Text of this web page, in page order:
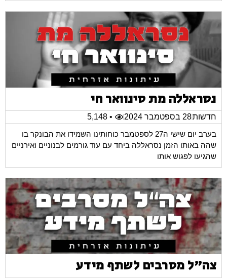
נסראללה מת סינוואר חי
חדשות28 בספטמבר 2024
• 5,148
בערב יום שישי ה27 לספטמבר כוחותינו השמידו את הבונקר בו
שהה באותו הזמן נסראללה ביחד עם עוד גורמים לבנוניים ואירניים
שהגיעו לפגוש אותו
צה"ל מסרבים לשתף מידע